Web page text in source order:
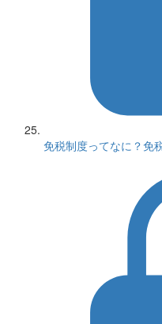
免税制度ってなに？免